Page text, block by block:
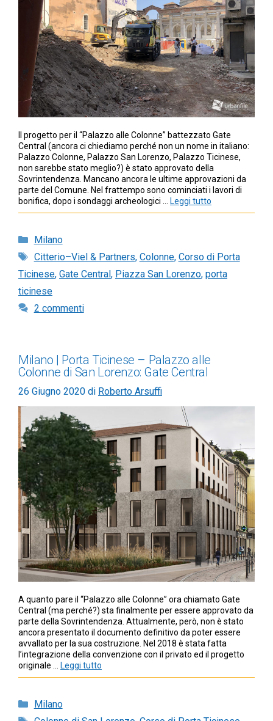
Il progetto per il “Palazzo alle Colonne” battezzato Gate
Central (ancora ci chiediamo perché non un nome in italiano:
Palazzo Colonne, Palazzo San Lorenzo, Palazzo Ticinese,
non sarebbe stato meglio?) è stato approvato della
Sovrintendenza. Mancano ancora le ultime approvazioni da
parte del Comune. Nel frattempo sono cominciati i lavori di
bonifica, dopo i sondaggi archeologici …
Leggi tutto
Categorie
Milano
Tag
Citterio–Viel & Partners, Colonne, Corso di Porta
Ticinese, Gate Central, Piazza San Lorenzo, porta
ticinese
2 commenti
Milano | Porta Ticinese – Palazzo alle
Colonne di San Lorenzo: Gate Central
26 Giugno 2020 di Roberto Arsuffi
A quanto pare il “Palazzo alle Colonne” ora chiamato Gate
Central (ma perché?) sta finalmente per essere approvato da
parte della Sovrintendenza. Attualmente, però, non è stato
ancora presentato il documento definitivo da poter essere
avvallato per la sua costruzione. Nel 2018 è stata fatta
l’integrazione della convenzione con il privato ed il progetto
originale … Leggi tutto
Categorie
Milano